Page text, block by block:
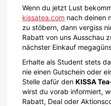
Wenn du jetzt Lust
kissatea.com nach deinen
zu stöbern, dann vergiss
Rabatt von uns Ausschau
nächster Einkauf
Erhalte als Student stets
nie einen Gutschein oder
Stelle dafür den KISSA
wirst du vorab informiert,
Rabatt, Deal oder